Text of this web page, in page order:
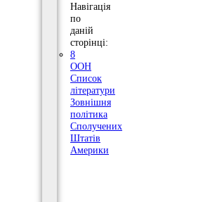
Навігація
по
даній
сторінці:
8
ООН
Список
літератури
Зовнішня
політика
Сполучених
Штатів
Америки